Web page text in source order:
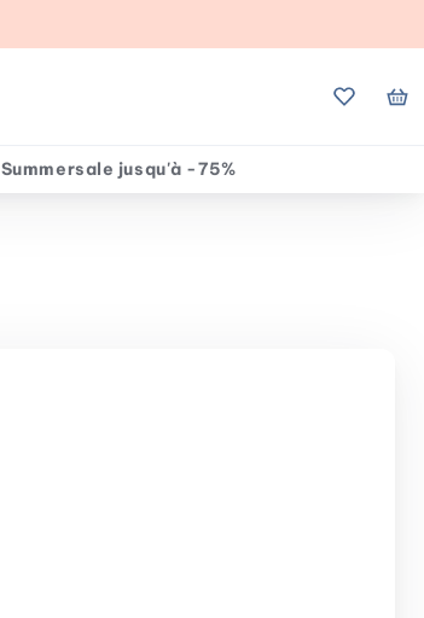
Mes
Summersale jusqu'à -75%